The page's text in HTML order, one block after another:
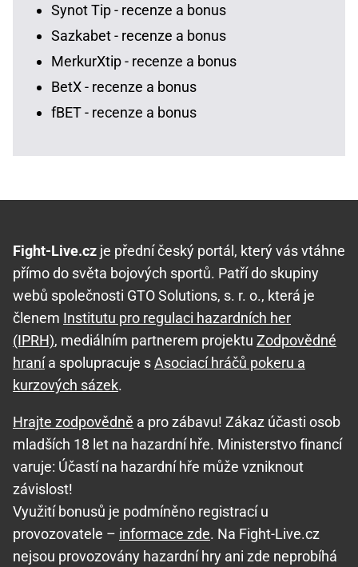
Synot Tip - recenze a bonus
Sazkabet - recenze a bonus
MerkurXtip - recenze a bonus
BetX - recenze a bonus
fBET - recenze a bonus
Fight-Live.cz je přední český portál, který vás vtáhne
přímo do světa bojových sportů. Patří do skupiny
webů společnosti GTO Solutions, s. r. o., která je
členem Institutu pro regulaci hazardních her
(IPRH), mediálním partnerem projektu Zodpovědné
hranía spolupracuje sAsociací hráčů pokeru a
kurzových sázek.
Hrajte zodpovědně a pro zábavu! Zákaz účasti osob
mladších 18 let na hazardní hře. Ministerstvo financí
varuje: Účastí na hazardní hře může vzniknout
závislost!
Využití bonusů je podmíněno registrací u
provozovatele – informace zde. Na Fight-Live.cz
nejsou provozovány hazardní hry ani zde neprobíhá